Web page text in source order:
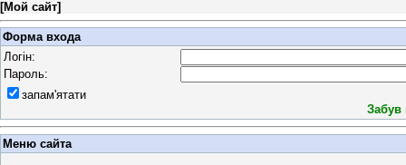
[Мой сайт]
Форма входа
Логін:
Пароль:
запам'ятати
Забув
Меню сайта